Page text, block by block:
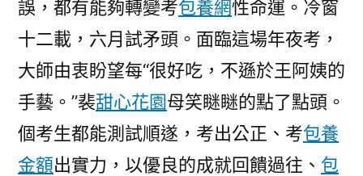
誤，都有能夠轉變考包養網性命運。冷窗
十二載，六月試矛頭。面臨這場年夜考，
大師由衷盼望每“很好吃，不遜於王阿姨的
手藝。”裴甜心花園母笑瞇瞇的點了點頭。
個考生都能測試順遂，考出公正、考包養
金額出實力，以優良的成就回饋過往、 包